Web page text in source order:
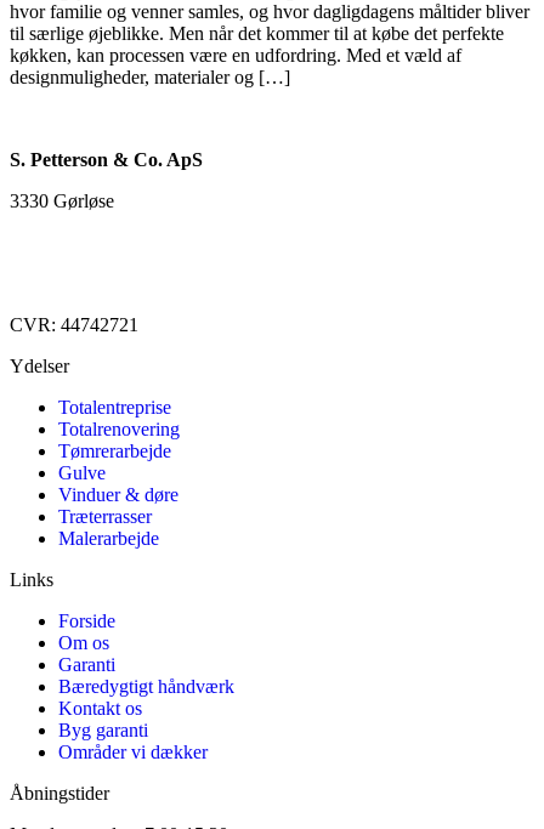
hvor familie og venner samles, og hvor dagligdagens måltider bliver
til særlige øjeblikke. Men når det kommer til at købe det perfekte
køkken, kan processen være en udfordring. Med et væld af
designmuligheder, materialer og […]
S. Petterson & Co. ApS
3330 Gørløse
CVR: 44742721
Ydelser
Totalentreprise
Totalrenovering
Tømrerarbejde
Gulve
Vinduer & døre
Træterrasser
Malerarbejde
Links
Forside
Om os
Garanti
Bæredygtigt håndværk
Kontakt os
Byg garanti
Områder vi dækker
Åbningstider